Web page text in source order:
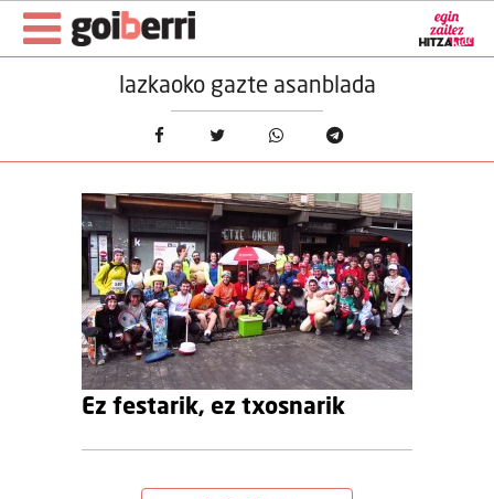
lazkaoko gazte asanblada
Ez festarik, ez txosnarik